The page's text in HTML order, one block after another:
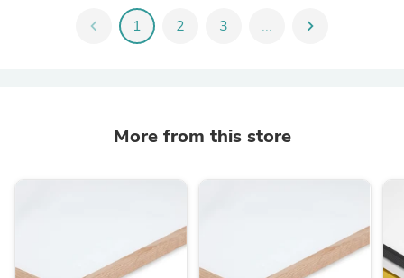
chevron_left 1 2 3 ... chevron_right
More from this store